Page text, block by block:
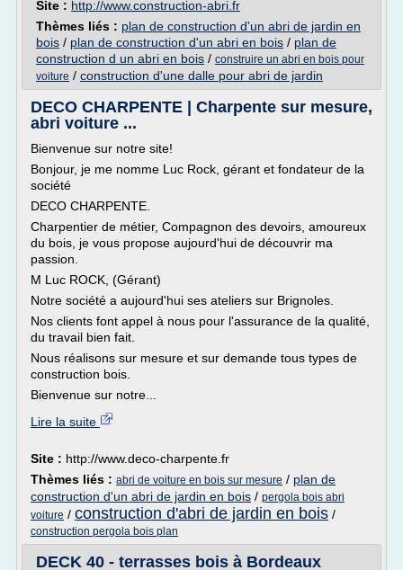
Site : http://www.construction-abri.fr
Thèmes liés : plan de construction d'un abri de jardin en
bois / plan de construction d'un abri en bois / plan de
construction d un abri en bois / construire un abri en bois pour
voiture / construction d'une dalle pour abri de jardin
DECO CHARPENTE | Charpente sur mesure,
abri voiture ...
Bienvenue sur notre site!
Bonjour, je me nomme Luc Rock, gérant et fondateur de la
société
DECO CHARPENTE.
Charpentier de métier, Compagnon des devoirs, amoureux
du bois, je vous propose aujourd'hui de découvrir ma
passion.
M Luc ROCK, (Gérant)
Notre société a aujourd'hui ses ateliers sur Brignoles.
Nos clients font appel à nous pour l'assurance de la qualité,
du travail bien fait.
Nous réalisons sur mesure et sur demande tous types de
construction bois.
Bienvenue sur notre...
Lire la suite
Site : http://www.deco-charpente.fr
Thèmes liés : abri de voiture en bois sur mesure / plan de
construction d'un abri de jardin en bois / pergola bois abri
voiture / construction d'abri de jardin en bois /
construction pergola bois plan
DECK 40 - terrasses bois à Bordeaux